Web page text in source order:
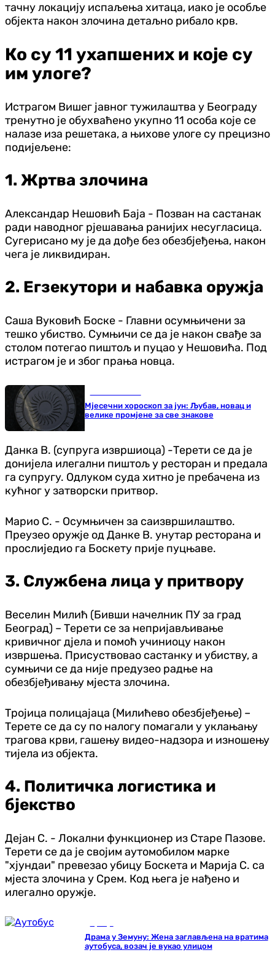
тачну локацију испаљења хитаца, иако је особље
објекта након злочина детаљно рибало крв.
Ко су 11 ухапшених и које су
им улоге?
Истрагом Вишег јавног тужилаштва у Београду
тренутно је обухваћено укупно 11 особа које се
налазе иза решетака, а њихове улоге су прецизно
подијељене:
1. Жртва злочина
Александар Нешовић Баја - Позван на састанак
ради наводног рјешавања ранијих несугласица.
Сугерисано му је да дође без обезбјеђења, након
чега је ликвидиран.
2. Егзекутори и набавка оружја
Саша Вуковић Боске - Главни осумњичени за
тешко убиство. Сумњичи се да је након свађе за
столом потегао пиштољ и пуцао у Нешовића. Под
истрагом је и због прања новца.
Мјесечни хороскоп за јун: Љубав, новац и
велике промјене за све знакове
Данка В. (супруга извршиоца) -Терети се да је
донијела илегални пиштољ у ресторан и предала
га супругу. Одлуком суда хитно је пребачена из
кућног у затворски притвор.
Марио С. - Осумњичен за саизвршилаштво.
Преузео оружје од Данке В. унутар ресторана и
прослиједио га Боскету прије пуцњаве.
3. Службена лица у притвору
Веселин Милић (Бивши начелник ПУ за град
Београд) – Терети се за непријављивање
кривичног дјела и помоћ учиниоцу након
извршења. Присуствовао састанку и убиству, а
сумњичи се да није предузео радње на
обезбјеђивању мјеста злочина.
Тројица полицајаца (Милићево обезбјеђење) –
Терете се да су по налогу помагали у уклањању
трагова крви, гашењу видео-надзора и изношењу
тијела из објекта.
4. Политичка логистика и
бјекство
Дејан С. - Локални функционер из Старе Пазове.
Терети се да је својим аутомобилом марке
"хјундаи" превезао убицу Боскета и Марија С. са
мјеста злочина у Срем. Код њега је нађено и
илегално оружје.
Драма у Земуну: Жена заглављена на вратима
аутобуса, возач је вукао улицом